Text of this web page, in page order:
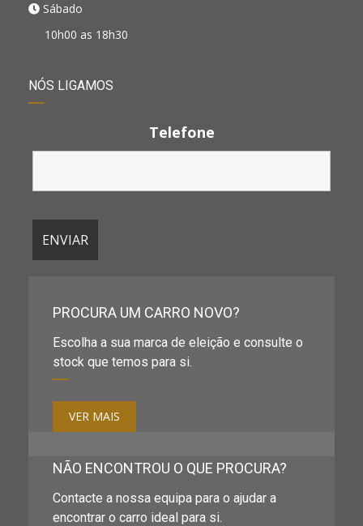
Sábado
10h00 as 18h30
NÓS LIGAMOS
Telefone
PROCURA UM CARRO NOVO?
Escolha a sua marca de eleição e consulte o
stock que temos para si.
VER MAIS
NÃO ENCONTROU O QUE PROCURA?
Contacte a nossa equipa para o ajudar a
encontrar o carro ideal para si.